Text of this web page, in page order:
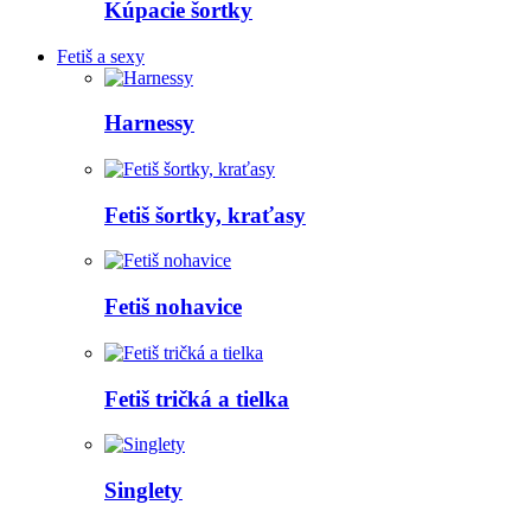
Kúpacie šortky
Fetiš a sexy
Harnessy
Fetiš šortky, kraťasy
Fetiš nohavice
Fetiš tričká a tielka
Singlety